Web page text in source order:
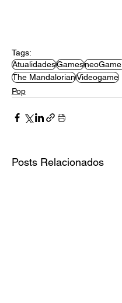
Tags:
AtualidadesGames
The MandalorianVideogame
Pop
Posts Relacionados